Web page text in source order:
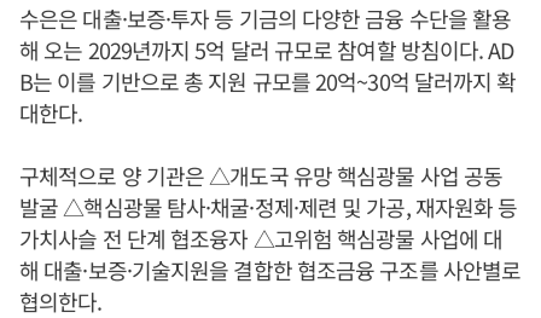
수은은 대출·보증·투자 등 기금의 다양한 금융 수단을 활용
해 오는 2029년까지 5억 달러 규모로 참여할 방침이다. AD
B는 이를 기반으로 총 지원 규모를 20억~30억 달러까지 확
대한다.
구체적으로 양 기관은 △개도국 유망 핵심광물 사업 공동
발굴 △핵심광물 탐사·채굴·정제·제련 및 가공, 재자원화 등
가치사슬 전 단계 협조융자 △고위험 핵심광물 사업에 대
해 대출·보증·기술지원을 결합한 협조금융 구조를 사안별로
협의한다.